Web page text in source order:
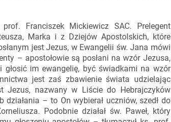
Franciszek Mickiewicz SAC. Prelegent
Marka i z Dziejów Apostolskich, które
jest Jezus, w Ewangelii św. Jana mówi
– apostołowie są posłani na wzór Jezusa,
im ewangelię, być świadkami na wzór
jest zaś zbawienie świata udzielając
Jezus, nazwany w Liście do Hebrajczyków
działania – to On wybierał uczniów, szedł do
Podobnie działał św. Paweł, który